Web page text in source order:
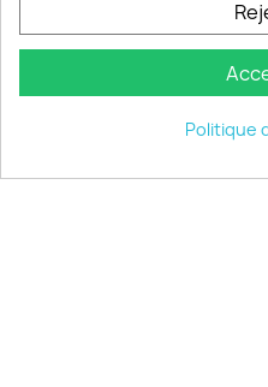
© 2026 -
Politique